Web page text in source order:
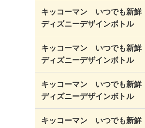
キッコーマン いつでも新
ディズニーデザインボトル
キッコーマン いつでも新
ディズニーデザインボトル
キッコーマン いつでも新
ディズニーデザインボトル
キッコーマン いつでも新